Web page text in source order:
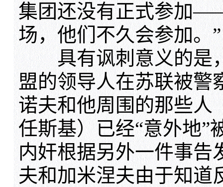
集团还没有正式参加
场，他们不久会参加。”
具有讽刺意义的是
盟的领导人在苏联被警
诺夫和他周围的那些人
任斯基）已经“意外地”
内奸根据另外一件事告
夫和加米涅夫由于知道